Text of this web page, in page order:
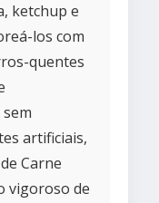
ketchup e
los com
quentes
artificiais,
Carne
vigoroso de